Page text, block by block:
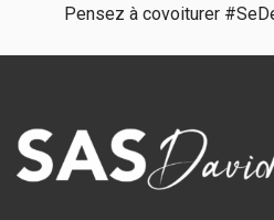
Pensez à covoiturer